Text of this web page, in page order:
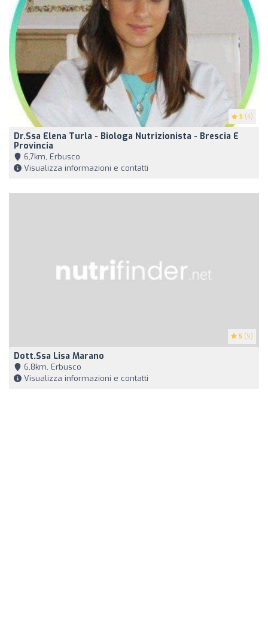
5 (4)
Dr.ssa Elena Turla - Biologa Nutrizionista - Brescia E
Provincia
6,7km, Erbusco
Visualizza informazioni e contatti
5 (9)
Dott.ssa Lisa Marano
6,8km, Erbusco
Visualizza informazioni e contatti